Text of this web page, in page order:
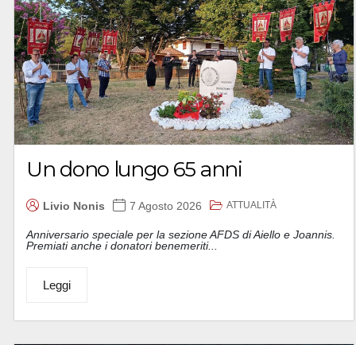
Un dono lungo 65 anni
Livio Nonis 7 Agosto 2026 ATTUALITÀ
Anniversario speciale per la sezione AFDS di Aiello e Joannis.
Premiati anche i donatori benemeriti...
Leggi